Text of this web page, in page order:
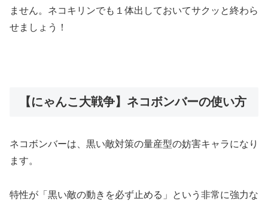
ません。 ネコキリンでも１体出しておいてサクッと終わら
せましょう！
【にゃんこ大戦争】ネコボンバーの使い方
ネコボンバーは、黒い敵対策の量産型の妨害キャラになり
ます。
特性が「黒い敵の動きを必ず止める」という非常に強力な